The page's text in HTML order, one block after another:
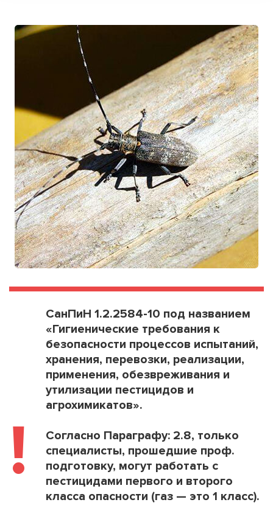
!
СанПиН 1.2.2584-10 под названием
«Гигиенические требования к
безопасности процессов испытаний,
хранения, перевозки, реализации,
применения, обезвреживания и
утилизации пестицидов и
агрохимикатов».
Согласно Параграфу: 2.8, только
специалисты, прошедшие проф.
подготовку, могут работать с
пестицидами первого и второго
класса опасности (газ — это 1 класс).